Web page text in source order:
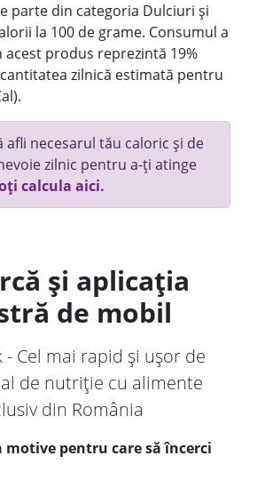
parte din categoria Dulciuri și
la 100 de grame. Consumul a
acest produs reprezintă 19%
zilnică estimată pentru
afli necesarul tău caloric și de
zilnic pentru a-ți atinge
calcula aici.
și aplicația
de mobil
- Cel mai rapid și ușor de
de nutriție cu alimente
din România
motive pentru care să încerci